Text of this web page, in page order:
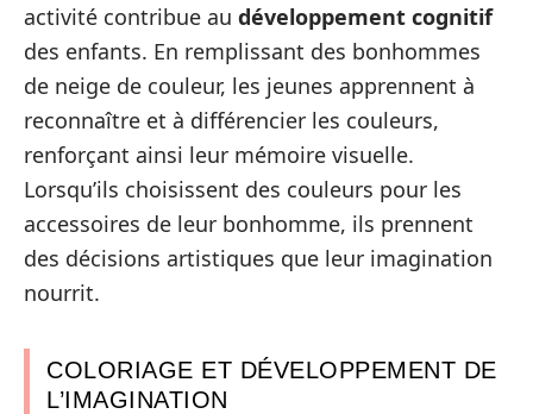
activité contribue au développement cognitif
des enfants. En remplissant des bonhommes
de neige de couleur, les jeunes apprennent à
reconnaître et à différencier les couleurs,
renforçant ainsi leur mémoire visuelle.
Lorsqu’ils choisissent des couleurs pour les
accessoires de leur bonhomme, ils prennent
des décisions artistiques que leur imagination
nourrit.
COLORIAGE ET DÉVELOPPEMENT DE
L’IMAGINATION